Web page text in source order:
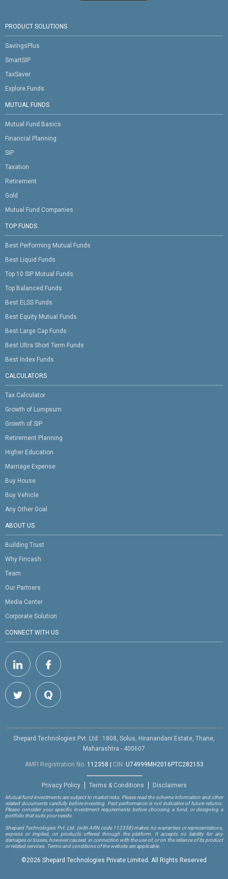
PRODUCT SOLUTIONS
SavingsPlus
SmartSIP
TaxSaver
Explore Funds
MUTUAL FUNDS
Mutual Fund Basics
Financial Planning
SIP
Taxation
Retirement
Gold
Mutual Fund Companies
TOP FUNDS
Best Performing Mutual Funds
Best Liquid Funds
Top 10 SIP Mutual Funds
Top Balanced Funds
Best ELSS Funds
Best Equity Mutual Funds
Best Large Cap Funds
Best Ultra Short Term Funds
Best Index Funds
CALCULATORS
Tax Calculator
Growth of Lumpsum
Growth of SIP
Retirement Planning
Higher Education
Marriage Expense
Buy House
Buy Vehicle
Any Other Goal
ABOUT US
Building Trust
Why Fincash
Team
Our Partners
Media Center
Corporate Solution
CONNECT WITH US
Shepard Technologies Pvt. Ltd : 1808, Solus, Hiranandani Estate, Thane,
Maharashtra - 400607
AMFI Registration No. 112358 CIN: U74999MH2016PTC282153
Privacy Policy Terms & Conditions Disclaimers
Mutual fund investments are subject to market risks. Please read the scheme information and other
related documents carefully before investing. Past performance is not indicative of future returns.
Please consider your specific investment requirements before choosing a fund, or designing a
portfolio that suits your needs.
Shepard Technologies Pvt. Ltd. (with ARN code 112358)makes no warranties or representations,
express or implied, on products offered through the platform. It accepts no liability for any
damages or losses, however caused, in connection with the use of, or on the reliance of its product
or related services. Terms and conditions of the website are applicable.
©2026 Shepard Technologies Private Limited. All Rights Reserved